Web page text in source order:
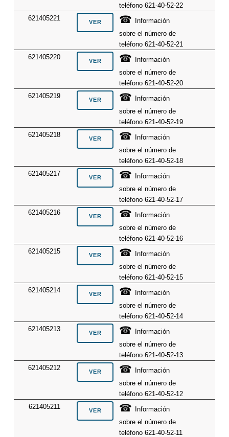
teléfono 621-40-52-22
621405221
☎
Información
sobre el número de
teléfono 621-40-52-21
621405220
☎
Información
sobre el número de
teléfono 621-40-52-20
621405219
☎
Información
sobre el número de
teléfono 621-40-52-19
621405218
☎
Información
sobre el número de
teléfono 621-40-52-18
621405217
☎
Información
sobre el número de
teléfono 621-40-52-17
621405216
☎
Información
sobre el número de
teléfono 621-40-52-16
621405215
☎
Información
sobre el número de
teléfono 621-40-52-15
621405214
☎
Información
sobre el número de
teléfono 621-40-52-14
621405213
☎
Información
sobre el número de
teléfono 621-40-52-13
621405212
☎
Información
sobre el número de
teléfono 621-40-52-12
621405211
☎
Información
sobre el número de
teléfono 621-40-52-11